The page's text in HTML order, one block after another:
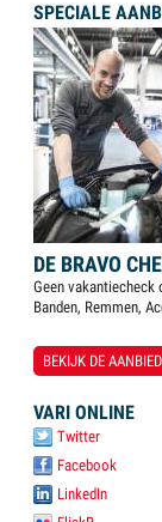
SPECIALE
DE BRAVO
Geen vakantiecheck
Banden, Remmen,
BEKIJK DE
VARI ONLINE
Twitter
Facebook
LinkedIn